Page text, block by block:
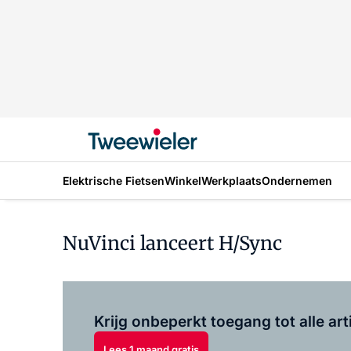
Elektrische FietsenWinkelWerkplaatsOndernemen
NuVinci lanceert H/Sync
Krijg onbeperkt toegang tot alle